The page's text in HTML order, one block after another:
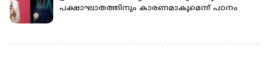
പക്ഷാഘാതത്തിനും കാരണമാകുമെന്ന് പഠനം